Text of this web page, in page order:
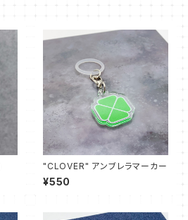
"CLOVER" アンブレラマーカー
¥550